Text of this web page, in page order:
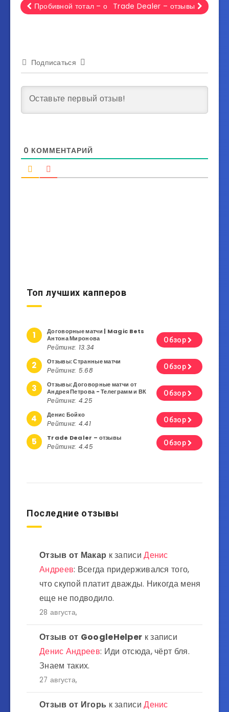
Пробивной тотал – отзывыTrade Dealer – отзывы
Подписаться
0 КОММЕНТАРИЙ
Топ лучших капперов
1
Договорные матчи | Magic Bets
Антона Миронова
Рейтинг: 13.34
Обзор
2 Отзывы: Странные матчи
Рейтинг: 5.68 Обзор
3
Отзывы: Договорные матчи от
Андрея Петрова - Телеграмм и ВК
Рейтинг: 4.25
Обзор
4 Денис Бойко
Рейтинг: 4.41 Обзор
5 Trade Dealer – отзывы
Рейтинг: 4.45 Обзор
Последние отзывы
Отзыв от Макар к записиДенис
Андреев: Всегда придерживался того,
что скупой платит дважды. Никогда меня
еще не подводило.
28 августа,
Отзыв от GoogleHelper к записи
Денис Андреев: Иди отсюда, чёрт бля.
Знаем таких.
27 августа,
Отзыв от Игорь к записиДенис